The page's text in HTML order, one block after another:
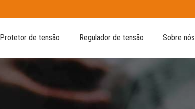
Protetor de tensão Regulador de tensão Sobre nós